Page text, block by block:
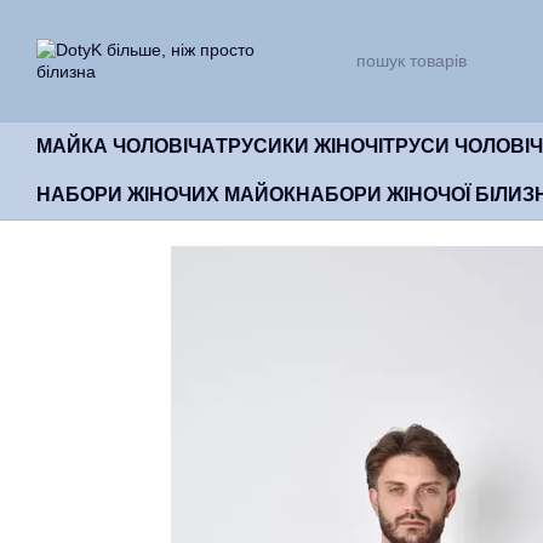
МАЙКА ЧОЛОВІЧАТРУСИКИ ЖІНОЧІ ТРУСИ
НАБОРИ ЖІНОЧИХ МАЙОКНАБОРИ ЖІНОЧОЇ